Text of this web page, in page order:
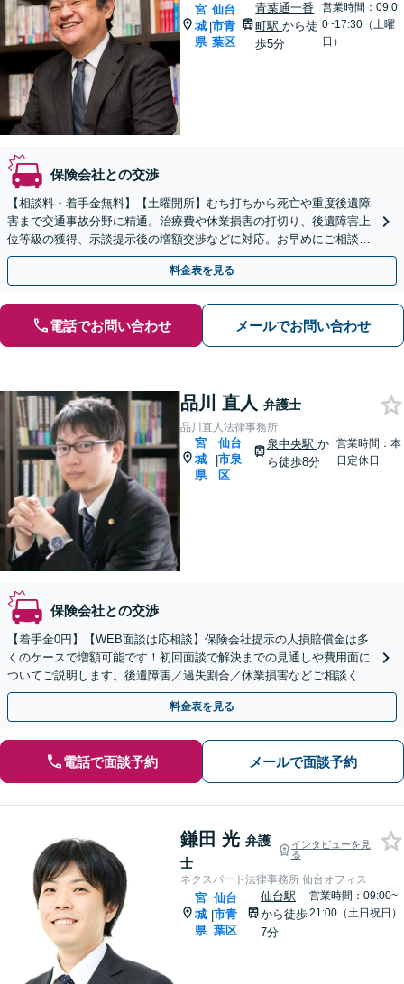
宮
城
県
|
仙台
市青
葉区
青葉通一番
町駅から徒
歩5分
営業時間：09:0
0~17:30（土曜
日）
保険会社との交渉
【相談料・着手金無料】【土曜開所】むち打ちから死亡や重度後遺障
害まで交通事故分野に精通。治療費や休業損害の打切り、後遺障害上
位等級の獲得、示談提示後の増額交渉などに対応。お早めにご相談く
ださい。【青葉通一番町駅5分】【弁護士歴15年以上】
料金表を見る
電話でお問い合わせ メールでお問い合わせ
品川 直人 弁護士
品川直人法律事務所
宮
城
県
|
仙台
市泉
区
泉中央駅 か
ら徒歩8分
営業時間：本
日定休日
保険会社との交渉
【着手金0円】【WEB面談は応相談】保険会社提示の人損賠償金は多
くのケースで増額可能です！初回面談で解決までの見通しや費用面に
ついてご説明します。後遺障害／過失割合／休業損害などご相談くだ
さい【富谷町役場の元職員】
料金表を見る
電話で面談予約 メールで面談予約
鎌田 光 弁護
士
インタビューを見
る
ネクスパート法律事務所 仙台オフィス
宮
城
県
|
仙台
市青
葉区
仙台駅
から徒歩
7分
営業時間：09:00~
21:00（土日祝日）